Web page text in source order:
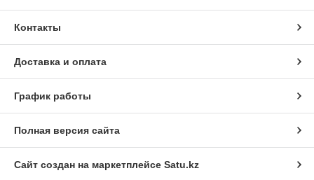
Контакты
Доставка и оплата
График работы
Полная версия сайта
Сайт создан на маркетплейсе Satu.kz